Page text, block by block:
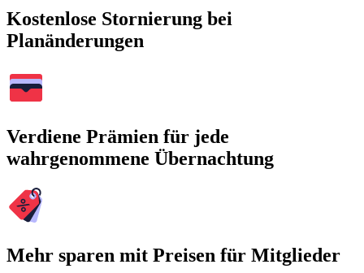
Kostenlose Stornierung bei
Planänderungen
Verdiene Prämien für jede
wahrgenommene Übernachtung
Mehr sparen mit Preisen für Mitglieder